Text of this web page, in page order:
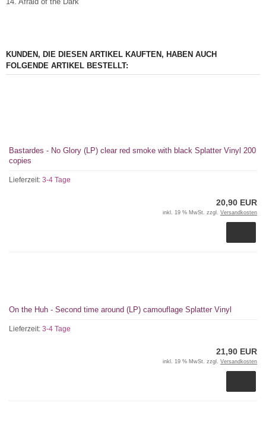
KUNDEN, DIE DIESEN ARTIKEL KAUFTEN, HABEN AUCH
FOLGENDE ARTIKEL BESTELLT:
Bastardes - No Glory (LP) clear red smoke with black Splatter Vinyl 200
copies
Lieferzeit: 3-4 Tage
20,90 EUR
inkl. 19 % MwSt. zzgl. Versandkosten
On the Huh - Second time around (LP) camouflage Splatter Vinyl
Lieferzeit: 3-4 Tage
21,90 EUR
inkl. 19 % MwSt. zzgl. Versandkosten